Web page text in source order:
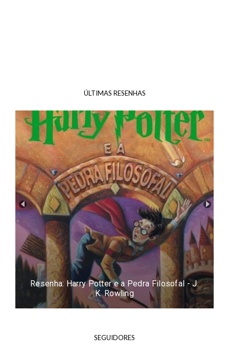
ÚLTIMAS RESENHAS
Resenha: Harry Potter e a Pedra Filosofal - J.
K. Rowling
SEGUIDORES